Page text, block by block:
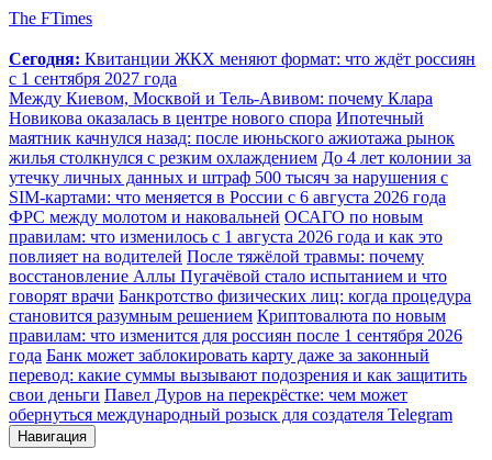
The FTimes
Сегодня: Квитанции ЖКХ меняют формат: что ждёт россиян
с 1 сентября 2027 года
Между Киевом, Москвой и Тель-Авивом: почему Клара
Новикова оказалась в центре нового спора Ипотечный
маятник качнулся назад: после июньского ажиотажа рынок
жилья столкнулся с резким охлаждением До 4 лет колонии за
утечку личных данных и штраф 500 тысяч за нарушения с
SIM-картами: что меняется в России с 6 августа 2026 года
ФРС между молотом и наковальней ОСАГО по новым
правилам: что изменилось с 1 августа 2026 года и как это
повлияет на водителей После тяжёлой травмы: почему
восстановление Аллы Пугачёвой стало испытанием и что
говорят врачи Банкротство физических лиц: когда процедура
становится разумным решением Криптовалюта по новым
правилам: что изменится для россиян после 1 сентября 2026
года Банк может заблокировать карту даже за законный
перевод: какие суммы вызывают подозрения и как защитить
свои деньги Павел Дуров на перекрёстке: чем может
обернуться международный розыск для создателя Telegram
Навигация